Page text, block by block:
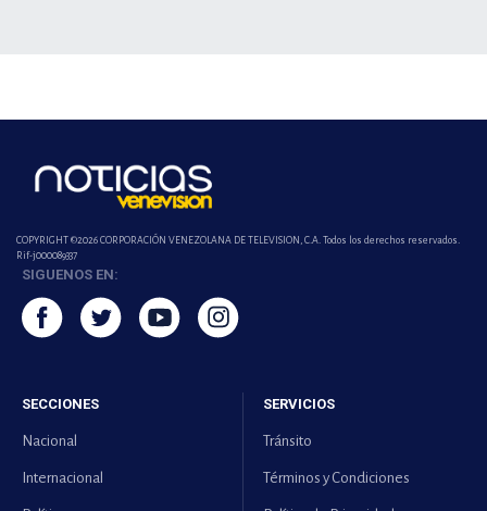
COPYRIGHT ©2026 CORPORACIÓN VENEZOLANA DE TELEVISION, C.A. Todos los derechos reservados.
Rif-j000089337
SIGUENOS EN:
SECCIONES
Nacional
Internacional
SERVICIOS
Tránsito
Términos y Condiciones